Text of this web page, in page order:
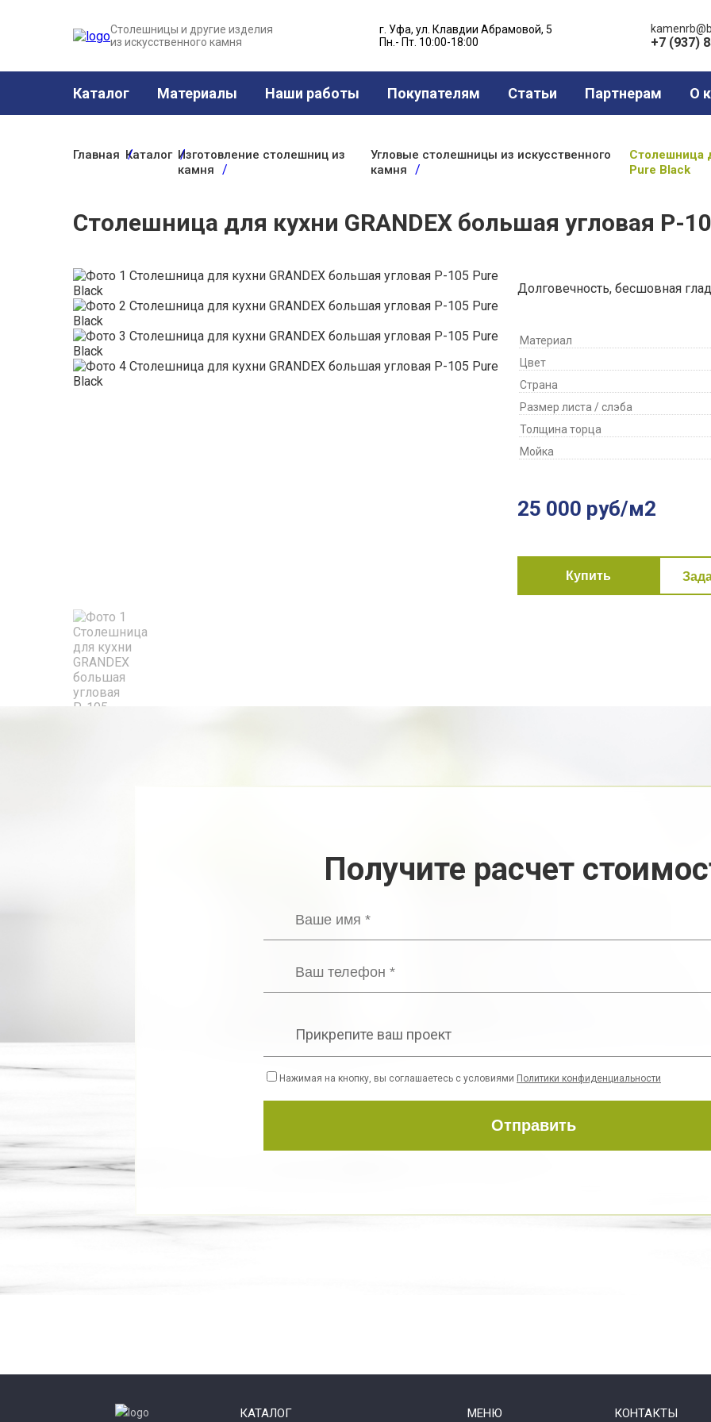
Столешницы и другие изделия
из искусственного камня
г. Уфа, ул. Клавдии Абрамовой, 5
Пн.- Пт. 10:00-18:00
+7 (937)
Каталог Материалы Наши работы Покупателям Статьи Партнерам О
Главная Каталог Изготовление столешниц из
камня
Угловые столешницы из искусственного
камня
Столешница
Pure Black
Столешница для кухни GRANDEX большая угловая Р-
Долговечность, бесшовная
Материал
Цвет
Страна
Размер листа / слэба
Толщина торца
Мойка
25 000 руб/м2
Купить
Получите расчет
Прикрепите ваш проект
Нажимая на кнопку, вы соглашаетесь с условиями Политики конфиденциальности
Отправить
КАТАЛОГ МЕНЮ КОНТАКТЫ